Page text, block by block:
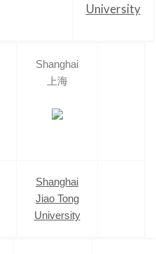
University
Shanghai
上海
Shanghai
Jiao Tong
University